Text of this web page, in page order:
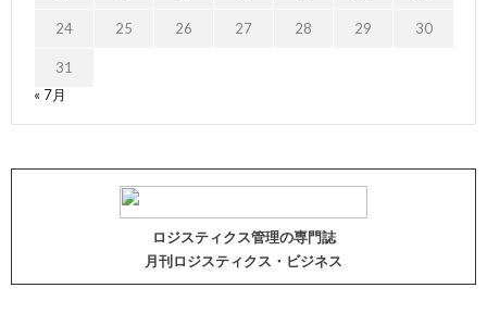
24 25 26 27 28 29 30
31
« 7月
ロジスティクス管理の専門誌
月刊ロジスティクス・ビジネス